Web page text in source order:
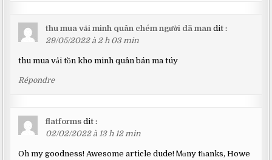
thu mua vải minh quân chém người dã man dit :
29/05/2022 à 2 h 03 min
thu mua vải tồn kho minh quân bán ma túy
Répondre
flatforms dit :
02/02/2022 à 13 h 12 min
Oh my goodness! Awesome article dude! Ꮇɑny tһanks, Howe